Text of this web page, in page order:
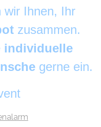
wir Ihnen, Ihr
zusammen.
individuelle
gerne ein.